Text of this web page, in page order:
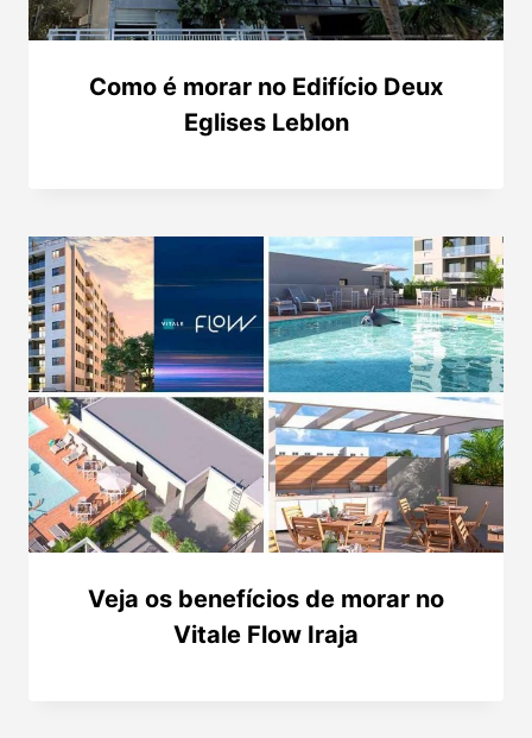
Como é morar no Edifício Deux
Eglises Leblon
Veja os benefícios de morar no
Vitale Flow Iraja